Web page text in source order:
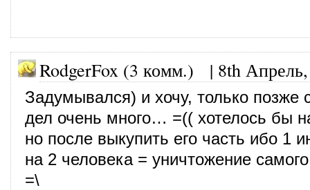
RodgerFox (3 комм.) | 8th
Задумывался) и хочу, только позже
дел очень много… =(( хотелось бы
но после выкупить его часть ибо 1
на 2 человека = уничтожение
=\